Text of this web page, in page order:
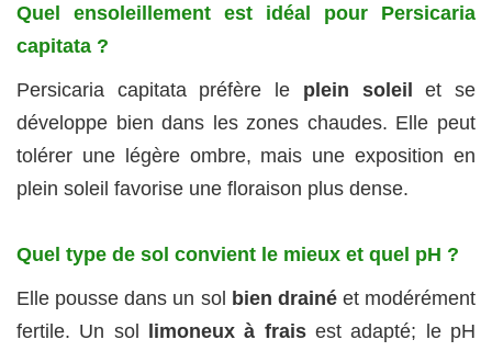
Quel ensoleillement est idéal pour Persicaria
capitata ?
Persicaria capitata préfère le plein soleil et se
développe bien dans les zones chaudes. Elle peut
tolérer une légère ombre, mais une exposition en
plein soleil favorise une floraison plus dense.
Quel type de sol convient le mieux et quel pH ?
Elle pousse dans un sol bien drainéet modérément
fertile. Un sol limoneux à fraisest adapté; le pH